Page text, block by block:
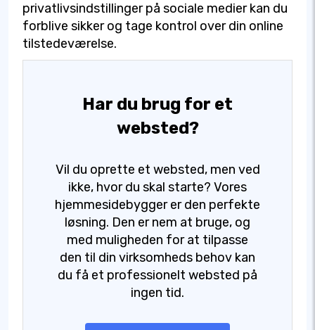
privatlivsindstillinger på sociale medier kan du
forblive sikker og tage kontrol over din online
tilstedeværelse.
Har du brug for et
websted?
Vil du oprette et websted, men ved
ikke, hvor du skal starte? Vores
hjemmesidebygger er den perfekte
løsning. Den er nem at bruge, og
med muligheden for at tilpasse
den til din virksomheds behov kan
du få et professionelt websted på
ingen tid.